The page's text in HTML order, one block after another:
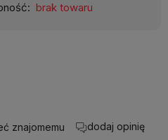
brak towaru
znajomemu dodaj opinię